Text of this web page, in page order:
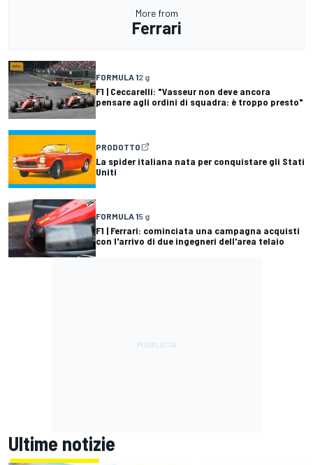
More from
Ferrari
FORMULA 12 g
F1 | Ceccarelli: "Vasseur non deve ancora
pensare agli ordini di squadra: è troppo presto"
PRODOTTO
La spider italiana nata per conquistare gli Stati
Uniti
FORMULA 15 g
F1 | Ferrari: cominciata una campagna acquisti
con l'arrivo di due ingegneri dell'area telaio
Ultime notizie